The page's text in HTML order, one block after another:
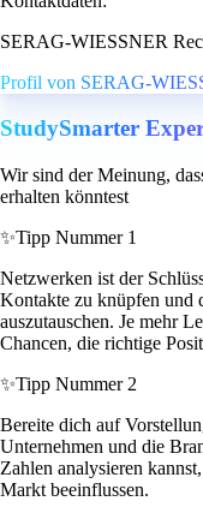
SERAG-WIESSNER
Profil von SERAG-
StudySmarter
Wir sind der Meinung,
erhalten könntest
✨Tipp Nummer 1
Netzwerken ist der
Kontakte zu knüpfen und
auszutauschen. Je mehr
Chancen, die richtige
✨Tipp Nummer 2
Bereite dich auf
Unternehmen und die
Zahlen analysieren
Markt beeinflussen.